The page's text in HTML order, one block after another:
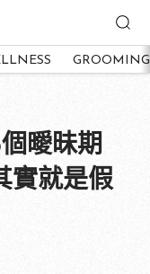
GROOMING
曖昧期
實就是假